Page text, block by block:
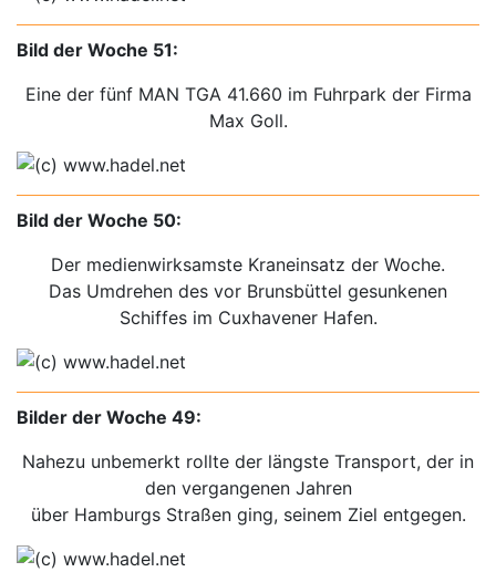
Bild der Woche 51:
Eine der fünf MAN TGA 41.660 im Fuhrpark der Firma
Max Goll.
Bild der Woche 50:
Der medienwirksamste Kraneinsatz der Woche.
Das Umdrehen des vor Brunsbüttel gesunkenen
Schiffes im Cuxhavener Hafen.
Bilder der Woche 49:
Nahezu unbemerkt rollte der längste Transport, der in
den vergangenen Jahren
über Hamburgs Straßen ging, seinem Ziel entgegen.